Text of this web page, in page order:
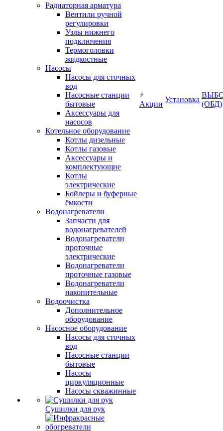
Радиаторная арматура
Вентили ручной
регулировки
Узлы нижнего
подключения
Термоголовки
жидкостные
Насосы
Насосы для сточных
вод
Насосные станции
бытовые
Аксессуары для
насосов
Котельное оборудование
Котлы дизельные
Котлы газовые
Аксессуары и
комплектующие
Котлы
электрические
Бойлеры и буферные
ёмкости
Водонагреватели
Запчасти для
водонагревателей
Водонагреватели
проточные
электрические
Водонагреватели
проточные газовые
Водонагреватели
накопительные
Водоочистка
Дополнительное
оборудование
Насосное оборудование
Насосы для сточных
вод
Насосные станции
бытовые
Насосы
циркуляционные
Насосы скважинные
Сушилки для рук
Акции
Установка
(ОБД)